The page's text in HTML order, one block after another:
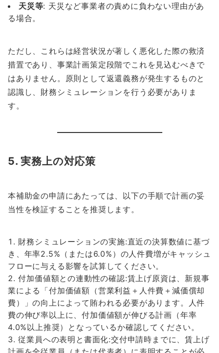
天災等: 天災など事業者の責めに負わない理由があ
る場合。
ただし、これらは経営状況が著しく悪化した際の救済
措置であり、事業計画策定段階でこれを見込むべきで
はありません。原則として返還義務が発生するものと
認識し、財務シミュレーションを行う必要がありま
す。
5. 実務上の対応策
本補助金の申請にあたっては、以下の手順で計画の妥
当性を検証することを推奨します。
財務シミュレーションの実施:直近の決算数値に基づ
き、年率2.5%（または6.0%）の人件費増がキャッシュ
フローに与える影響を試算してください。
付加価値額との連動性の確認:賃上げ原資は、新規事
業による「付加価値額（営業利益＋人件費＋減価償却
費）」の向上によって賄われる必要があります。人件
費の伸び率以上に、付加価値額が伸びる計画（年率
4.0%以上推奨）となっているか確認してください。
従業員への表明と書面化:交付申請時までに、賃上げ